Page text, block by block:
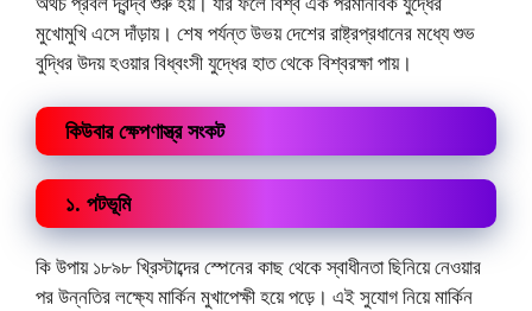
মুখোমুখি এসে দাঁড়ায়। শেষ পর্যন্ত উভয় দেশের রাষ্ট্রপ্রধানের মধ্যে শুভ
বুদ্ধির উদয় হওয়ার বিধ্বংসী যুদ্ধের হাত থেকে বিশ্বরক্ষা পায়।
কিউবার ক্ষেপণাস্ত্র সংকট
১. পটভূমি
কি উপায় ১৮৯৮ খ্রিস্টাব্দের স্পেনের কাছ থেকে স্বাধীনতা ছিনিয়ে নেওয়ার
পর উন্নতির লক্ষ্যে মার্কিন মুখাপেক্ষী হয়ে পড়ে। এই সুযোগ নিয়ে মার্কিন